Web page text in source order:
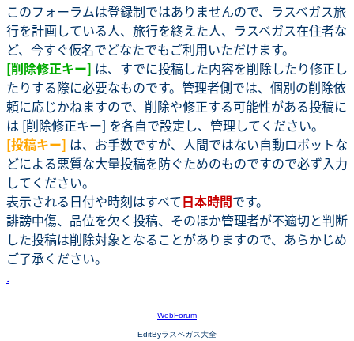
このフォーラムは登録制ではありませんので、ラスベガス旅
行を計画している人、旅行を終えた人、ラスベガス在住者な
ど、今すぐ仮名でどなたでもご利用いただけます。
[削除修正キー] は、すでに投稿した内容を削除したり修正し
たりする際に必要なものです。管理者側では、個別の削除依
頼に応じかねますので、削除や修正する可能性がある投稿に
は [削除修正キー] を各自で設定し、管理してください。
[投稿キー] は、お手数ですが、人間ではない自動ロボットな
どによる悪質な大量投稿を防ぐためのものですので必ず入力
してください。
表示される日付や時刻はすべて日本時間です。
誹謗中傷、品位を欠く投稿、そのほか管理者が不適切と判断
した投稿は削除対象となることがありますので、あらかじめ
ご了承ください。
.
- WebForum -
EditByラスベガス大全